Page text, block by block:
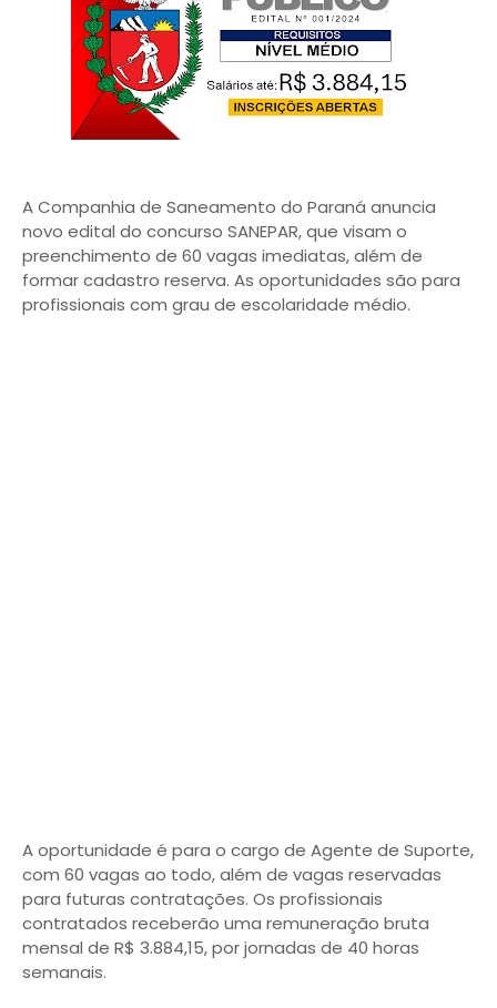
A Companhia de Saneamento do Paraná anuncia
novo edital do concurso SANEPAR, que visam o
preenchimento de 60 vagas imediatas, além de
formar cadastro reserva. As oportunidades são para
profissionais com grau de escolaridade médio.
A oportunidade é para o cargo de Agente de Suporte,
com 60 vagas ao todo, além de vagas reservadas
para futuras contratações. Os profissionais
contratados receberão uma remuneração bruta
mensal de R$ 3.884,15, por jornadas de 40 horas
semanais.